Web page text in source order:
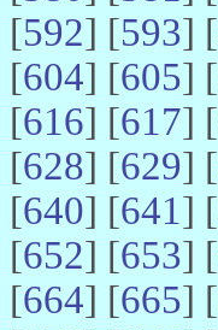
[592] [593] [
[604] [605] [
[616] [617] [
[628] [629] [
[640] [641] [
[652] [653] [
[664] [665] [